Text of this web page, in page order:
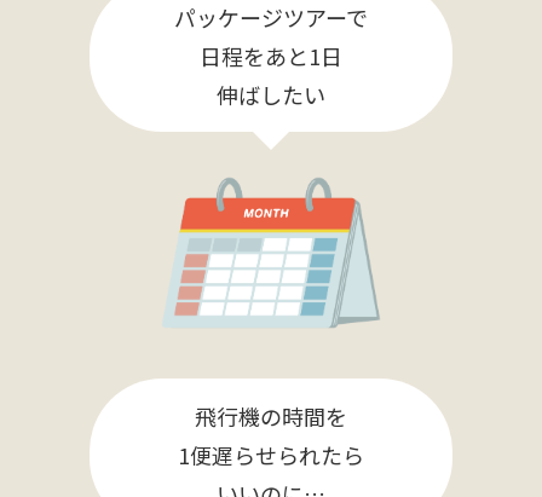
パッケージツアーで
日程をあと1日
伸ばしたい
飛行機の時間を
1便遅らせられたら